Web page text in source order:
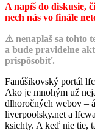
A napíš do diskusie,
nech nás vo finále
⚠ nenaplaš sa tohto
a bude pravidelne
prispôsobiť.
Fanúšikovský portál
Ako je mnohým už
dlhoročných webov –
liverpoolsky.net a
ksichty. A keď nie tie,